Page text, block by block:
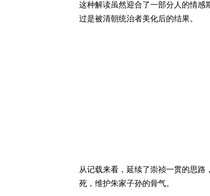
这种解读虽然迎合了一部分人的情感
过是被清朝统治者美化后的结果。
从记载来看，延续了崇祯一贯的思
死，维护朱家子孙的骨气。